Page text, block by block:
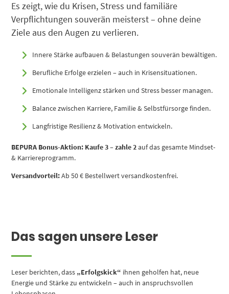
Es zeigt, wie du Krisen, Stress und familiäre
Verpflichtungen souverän meisterst – ohne deine
Ziele aus den Augen zu verlieren.
Innere Stärke aufbauen & Belastungen souverän bewältigen.
Berufliche Erfolge erzielen – auch in Krisensituationen.
Emotionale Intelligenz stärken und Stress besser managen.
Balance zwischen Karriere, Familie & Selbstfürsorge finden.
Langfristige Resilienz & Motivation entwickeln.
BEPURA Bonus-Aktion: Kaufe 3 – zahle 2auf das gesamte Mindset-
& Karriereprogramm.
Versandvorteil:Ab 50 € Bestellwert versandkostenfrei.
Das sagen unsere Leser
Leser berichten, dass „Erfolgskick“ ihnen geholfen hat, neue
Energie und Stärke zu entwickeln – auch in anspruchsvollen